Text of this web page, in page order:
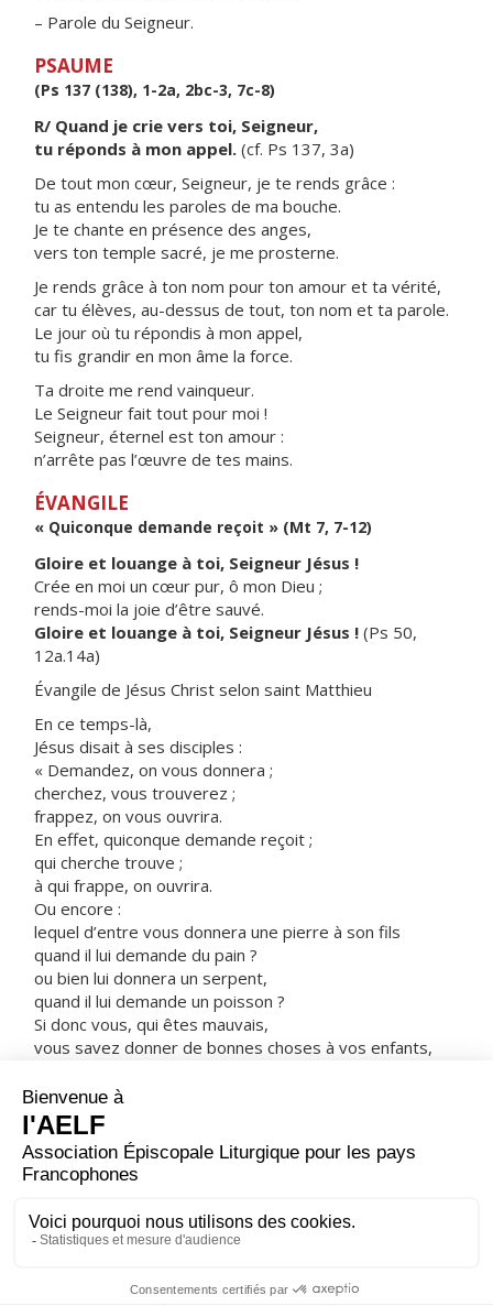
– Parole du Seigneur.
PSAUME
(Ps 137 (138), 1-2a, 2bc-3, 7c-8)
R/ Quand je crie vers toi, Seigneur,
tu réponds à mon appel. (cf. Ps 137, 3a)
De tout mon cœur, Seigneur, je te rends grâce :
tu as entendu les paroles de ma bouche.
Je te chante en présence des anges,
vers ton temple sacré, je me prosterne.
Je rends grâce à ton nom pour ton amour et ta vérité,
car tu élèves, au-dessus de tout, ton nom et ta parole.
Le jour où tu répondis à mon appel,
tu fis grandir en mon âme la force.
Ta droite me rend vainqueur.
Le Seigneur fait tout pour moi !
Seigneur, éternel est ton amour :
n’arrête pas l’œuvre de tes mains.
ÉVANGILE
« Quiconque demande reçoit » (Mt 7, 7-12)
Gloire et louange à toi, Seigneur Jésus !
Crée en moi un cœur pur, ô mon Dieu ;
rends-moi la joie d’être sauvé.
Gloire et louange à toi, Seigneur Jésus ! (Ps 50,
12a.14a)
Évangile de Jésus Christ selon saint Matthieu
En ce temps-là,
Jésus disait à ses disciples :
« Demandez, on vous donnera ;
cherchez, vous trouverez ;
frappez, on vous ouvrira.
En effet, quiconque demande reçoit ;
qui cherche trouve ;
à qui frappe, on ouvrira.
Ou encore :
lequel d’entre vous donnera une pierre à son fils
quand il lui demande du pain ?
ou bien lui donnera un serpent,
quand il lui demande un poisson ?
Si donc vous, qui êtes mauvais,
vous savez donner de bonnes choses à vos enfants,
donnera-t-il de bonnes choses
à ceux qui les lui demandent !
Donc, tout ce que vous voudriez que les autres fassent
pour vous,
faites-le pour eux, vous aussi :
voilà ce que disent la Loi et les Prophètes. »
– Acclamons la Parole de Dieu.